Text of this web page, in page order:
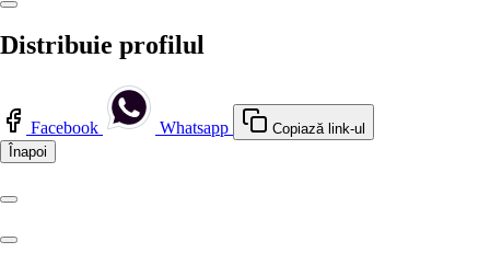
Distribuie profilul
Facebook Whatsapp
Copiază link-ul
Înapoi